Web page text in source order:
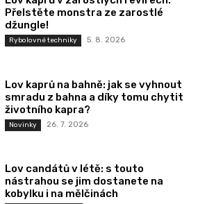
Přelstěte monstra ze zarostlé
džungle!
Rybolovné techniky 5. 8. 2026
Lov kaprů na bahně: jak se vyhnout
smradu z bahna a díky tomu chytit
životního kapra?
Novinky 26. 7. 2026
Lov candátů v létě: s touto
nástrahou se jim dostanete na
kobylku i na mělčinách